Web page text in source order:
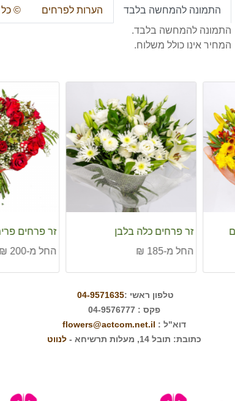
התמונה להמחשה בלבד הערות לפרחים
© כל
התמונה להמחשה בלבד.
המחיר אינו כולל משלוח.
זר פרחים פריחה אדומה
החל מ-200 ₪
זר פרחים
החל מ-170 ₪
טלפון ראשי :04-9571635
פקס : 04-9576777
דוא"ל : flowers@actcom.net.il
כתובת: תובל 14, מעלות תרשיחא -
לנווט